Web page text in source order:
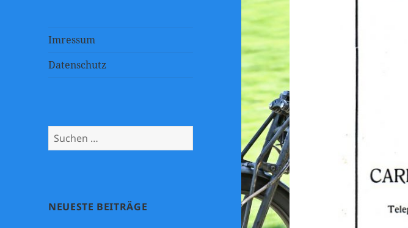
Imressum
Datenschutz
Suchen
nach:
NEUESTE BEITRÄGE